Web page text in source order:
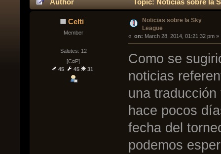
Celti
Member
Salutes: 12
[C¤P]
45
45 31
Noticias sobre la Sky
League
« on: March 28, 2014, 01:21:32 pm »
Como se
noticias
una
hace pocos
fecha del
podemos